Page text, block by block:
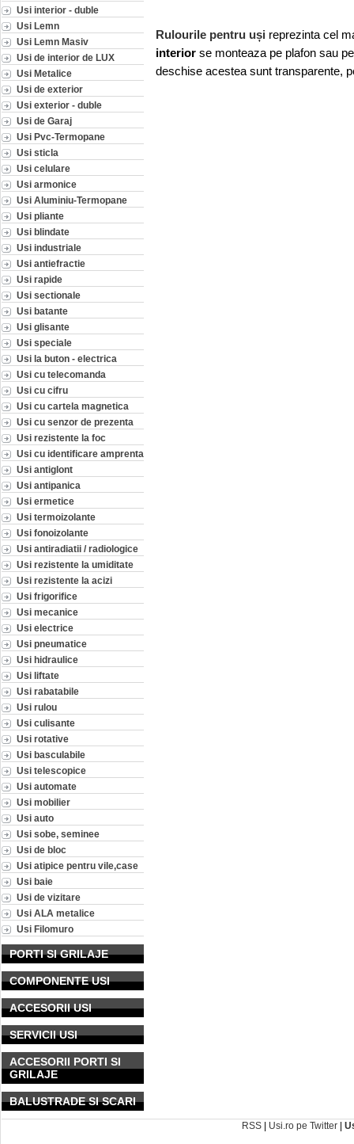
Usi interior - duble
Usi Lemn
Usi Lemn Masiv
Usi de interior de LUX
Usi Metalice
Usi de exterior
Usi exterior - duble
Usi de Garaj
Usi Pvc-Termopane
Usi sticla
Usi celulare
Usi armonice
Usi Aluminiu-Termopane
Usi pliante
Usi blindate
Usi industriale
Usi antiefractie
Usi rapide
Usi sectionale
Usi batante
Usi glisante
Usi speciale
Usi la buton - electrica
Usi cu telecomanda
Usi cu cifru
Usi cu cartela magnetica
Usi cu senzor de prezenta
Usi rezistente la foc
Usi cu identificare amprenta
Usi antiglont
Usi antipanica
Usi ermetice
Usi termoizolante
Usi fonoizolante
Usi antiradiatii / radiologice
Usi rezistente la umiditate
Usi rezistente la acizi
Usi frigorifice
Usi mecanice
Usi electrice
Usi pneumatice
Usi hidraulice
Usi liftate
Usi rabatabile
Usi rulou
Usi culisante
Usi rotative
Usi basculabile
Usi telescopice
Usi automate
Usi mobilier
Usi auto
Usi sobe, seminee
Usi de bloc
Usi atipice pentru vile,case
Usi baie
Usi de vizitare
Usi ALA metalice
Usi Filomuro
PORTI SI GRILAJE
COMPONENTE USI
ACCESORII USI
SERVICII USI
ACCESORII PORTI SI
GRILAJE
BALUSTRADE SI SCARI
Rulourile pentru uși reprezinta cel
interior se monteaza pe plafon sau
deschise acestea sunt transparente,
RSS | Usi.ro pe Twitter |